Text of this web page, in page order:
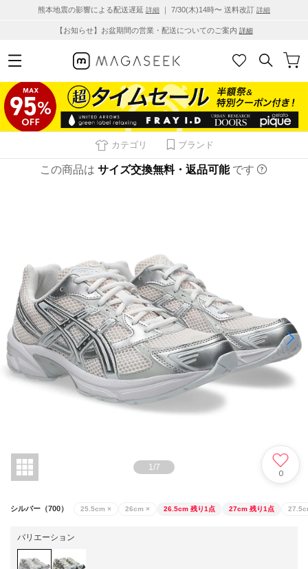
熊本地震の影響による配送遅延 詳細 ｜ 7/30(木)14時〜 送料改訂 詳細
【お知らせ】お盆期間の営業・配送についてのご案内 詳細
カテゴリ ブランド
この商品は サイズ交換無料・返品可能 です
1 /7
0
シルバー（700） 25.5cm × 26cm × 26.5cm 残り1点 27cm 残り1点
バリエーション